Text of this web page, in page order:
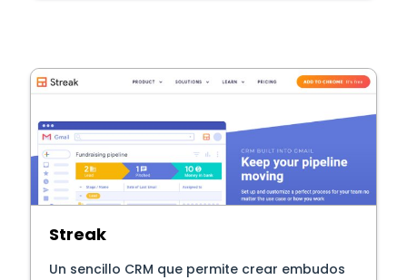
Streak
Un sencillo CRM que permite crear embudos